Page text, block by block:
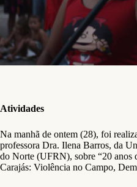
Atividades
Na manhã de ontem (28), foi
professora Dra. Ilena Barros, da
do Norte (UFRN), sobre “20 anos
Carajás: Violência no Campo,